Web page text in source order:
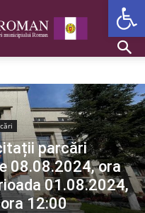
parcări
08.08.2024, ora
01.08.2024,
12:00